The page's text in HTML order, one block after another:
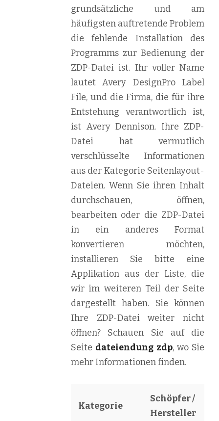
grundsätzliche und am
häufigsten auftretende Problem
die fehlende Installation des
Programms zur Bedienung der
ZDP-Datei ist. Ihr voller Name
lautet Avery DesignPro Label
File, und die Firma, die für ihre
Entstehung verantwortlich ist,
ist Avery Dennison. Ihre ZDP-
Datei hat vermutlich
verschlüsselte Informationen
aus der Kategorie Seitenlayout-
Dateien. Wenn Sie ihren Inhalt
durchschauen, öffnen,
bearbeiten oder die ZDP-Datei
in ein anderes Format
konvertieren möchten,
installieren Sie bitte eine
Applikation aus der Liste, die
wir im weiteren Teil der Seite
dargestellt haben. Sie können
Ihre ZDP-Datei weiter nicht
öffnen? Schauen Sie auf die
Seite dateiendung zdp, wo Sie
mehr Informationen finden.
Kategorie
Schöpfer /
Hersteller